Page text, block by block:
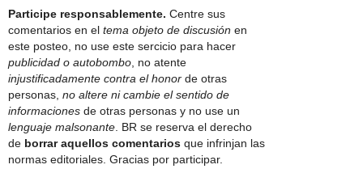
Participe responsablemente. Centre sus
comentarios en el tema objeto de discusión en
este posteo, no use este sercicio para hacer
publicidad o autobombo , no atente
injustificadamente contra el honor de otras
personas, no altere ni cambie el sentido de
informaciones de otras personas y no use un
lenguaje malsonante . BR se reserva el derecho
de borrar aquellos comentarios que infrinjan las
normas editoriales. Gracias por participar.